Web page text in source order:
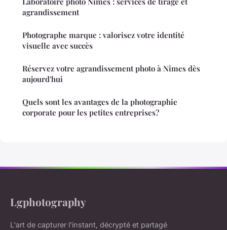
agrandissement
Photographe marque : valorisez votre identité
visuelle avec succès
Réservez votre agrandissement photo à Nîmes dès
aujourd'hui
Quels sont les avantages de la photographie
corporate pour les petites entreprises?
Lgphotography
L'art de capturer l'instant, décrypté et partagé